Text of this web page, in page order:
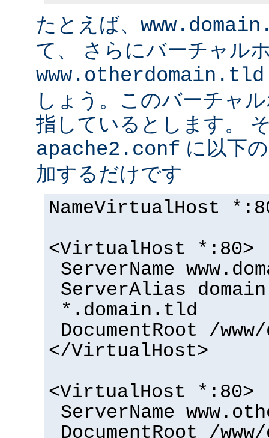
たとえば、
て、 さらにバーチャル
www.otherdomain.tld
しょう。このバーチャ
指しているとします。
apache2.conf に以下
加するだけです
NameVirtualHost
<VirtualHost *:80>
ServerName
ServerAlias
*.domain.tld
DocumentRoot /
</VirtualHost>
<VirtualHost *:80>
ServerName
DocumentRoot /